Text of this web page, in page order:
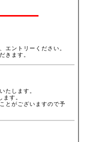
エントリーください。
きます。
たします。
す。
とがございますので予